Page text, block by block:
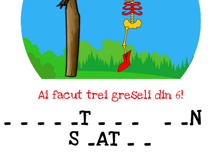
Ai facut trei greseli din 6!
_ _ _ _ _T _ _ _ _ _N
S _AT _ _